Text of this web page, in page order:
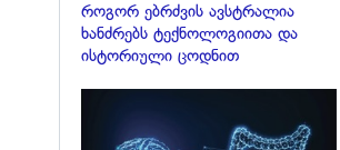
როგორ ებრძვის ავსტრალია
ხანძრებს ტექნოლოგიითა და
ისტორიული ცოდნით